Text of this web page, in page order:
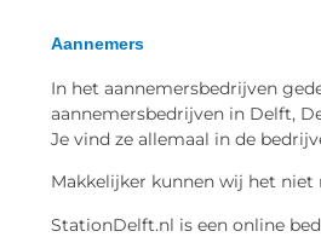
Aannemers
In het aannemersbedrijven
aannemersbedrijven in Delft,
Je vind ze allemaal in de
Makkelijker kunnen wij het niet
StationDelft.nl is een online